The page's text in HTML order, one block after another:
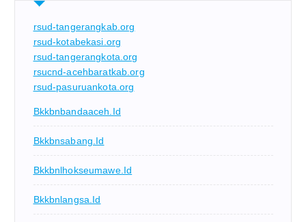
rsud-tangerangkab.org
rsud-kotabekasi.org
rsud-tangerangkota.org
rsucnd-acehbaratkab.org
rsud-pasuruankota.org
Bkkbnbandaaceh.id
Bkkbnsabang.id
Bkkbnlhokseumawe.id
Bkkbnlangsa.id